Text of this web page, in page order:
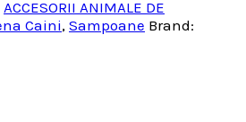
ACCESORII ANIMALE DE
Caini, Sampoane Brand: